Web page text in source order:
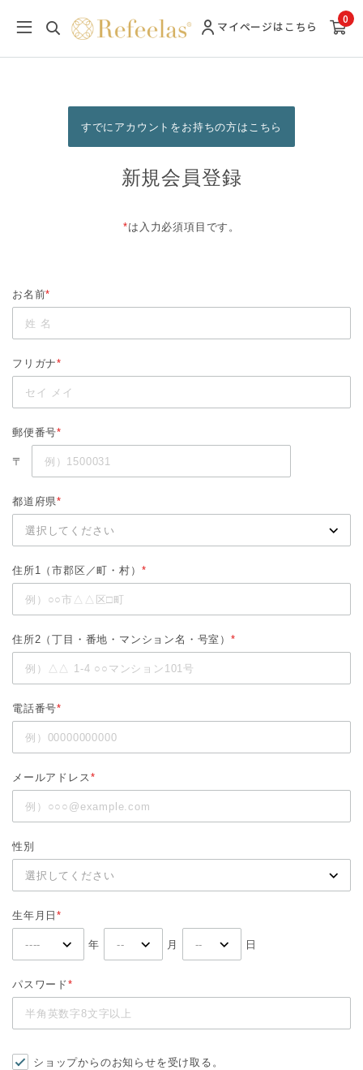
マイページはこちら
0
すでにアカウントをお持ちの方はこちら
新規会員登録
*は入力必須項目です。
お名前*
フリガナ*
郵便番号*
〒
都道府県*
住所1（市郡区／町・村） *
住所2（丁目・番地・マンション名・号室） *
電話番号*
メールアドレス*
性別
生年月日*
年 月 日
パスワード*
ショップからのお知らせを受け取る。